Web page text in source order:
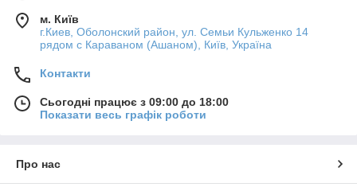
м. Київ
г.Киев, Оболонский район, ул. Семьи Кульженко 14
рядом с Караваном (Ашаном), Київ, Україна
Контакти
Сьогодні працює з 09:00 до 18:00
Показати весь графік роботи
Про нас